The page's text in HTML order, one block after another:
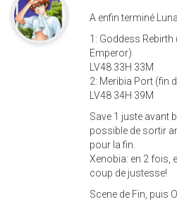
A enfin terminé
1: Goddess
Emperor)
LV48 33H 33M
2: Meribia Port (fin
LV48 34H 39M
Save 1 juste avant
possible de sortir
pour la fin.
Xenobia: en 2 fois,
coup de justesse!
Scene de Fin, puis